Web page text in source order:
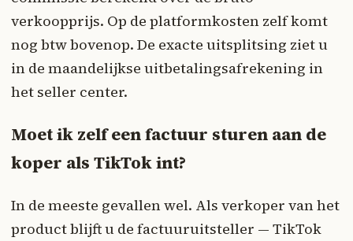
verkoopprijs. Op de platformkosten zelf komt
nog btw bovenop. De exacte uitsplitsing ziet u
in de maandelijkse uitbetalingsafrekening in
het seller center.
Moet ik zelf een factuur sturen aan de
koper als TikTok int?
In de meeste gevallen wel. Als verkoper van het
product blijft u de factuuruitsteller — TikTok